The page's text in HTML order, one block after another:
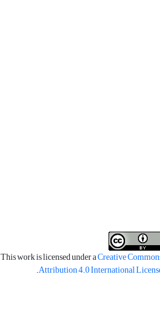
This work is licensed under aCreative
Attribution 4.0 International
.